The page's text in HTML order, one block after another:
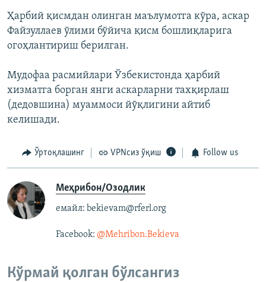
Ҳарбий қисмдан олинган маълумотга кўра, аскар
Файзуллаев ўлими бўйича қисм бошлиқларига
огоҳлантириш берилган.
Мудофаа расмийлари Ўзбекистонда ҳарбий
хизматга борган янги аскарларни тахқирлаш
(дедовшина) муаммоси йўқлигини айтиб
келишади.
Ўртоқлашинг VPNсиз ўқиш Follow us
Меҳрибон/Озодлик
емайл: bekievam@rferl.org
Facebook: @Mehribon.Bekieva​
Кўрмай қолган бўлсангиз